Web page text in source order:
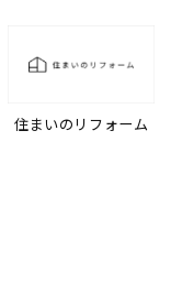
住まいのリフォーム